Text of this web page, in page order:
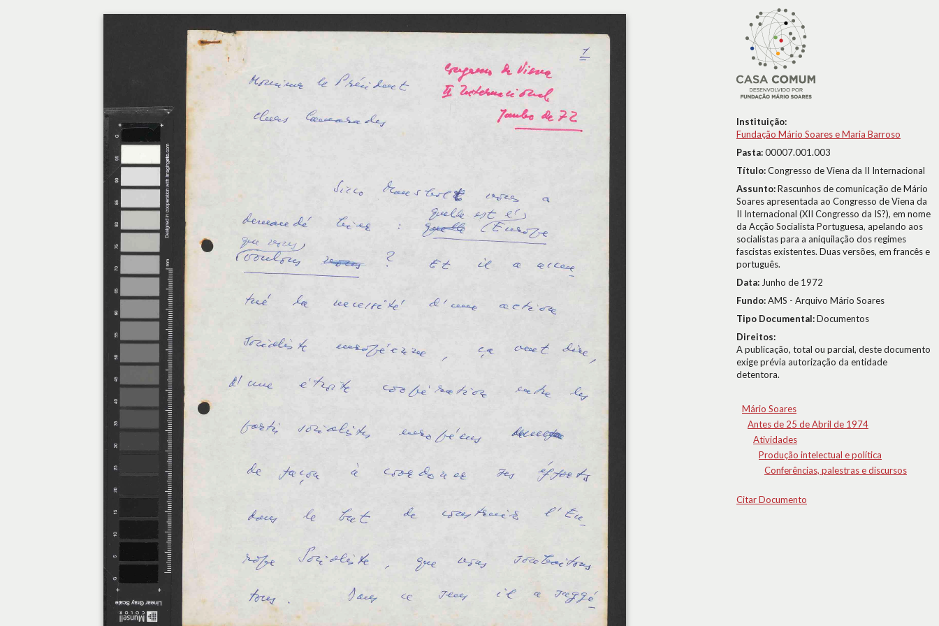
Instituição:
Fundação Mário Soares e Maria Barroso
Pasta:00007.001.003
Título:Congresso de Viena da II Internacional
Assunto:Rascunhos de comunicação de Mário
Soares apresentada ao Congresso de Viena da
II Internacional (XII Congresso da IS?), em nome
da Acção Socialista Portuguesa, apelando aos
socialistas para a aniquilação dos regimes
fascistas existentes. Duas versões, em francês e
português.
Data: Junho de 1972
Fundo:AMS - Arquivo Mário Soares
Tipo Documental:Documentos
Direitos:
A publicação, total ou parcial, deste documento
exige prévia autorização da entidade
detentora.
Mário Soares
Antes de 25 de Abril de 1974
Atividades
Produção intelectual e política
Conferências, palestras e discursos
Citar Documento